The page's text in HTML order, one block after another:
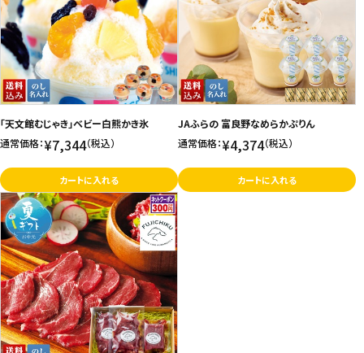
「天文館むじゃき」ベビー白熊かき氷
通常価格：¥7,344（税込）
カートに入れる
JAふらの 富良野なめらかぷりん
通常価格：¥4,374（税込）
カートに入れる